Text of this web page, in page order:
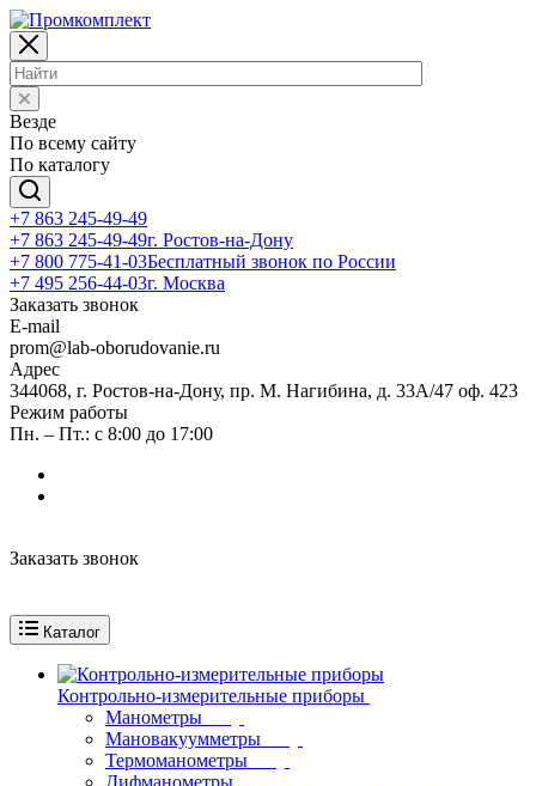
Везде
По всему сайту
По каталогу
+7 863 245-49-49
+7 863 245-49-49г. Ростов-на-Дону
+7 800 775-41-03Бесплатный звонок по России
+7 495 256-44-03г. Москва
Заказать звонок
E-mail
prom@lab-oborudovanie.ru
Адрес
344068, г. Ростов-на-Дону, пр. М. Нагибина, д. 33А/47 оф. 423
Режим работы
Пн. – Пт.: с 8:00 до 17:00
Заказать звонок
Каталог
Контрольно-измерительные приборы
Манометры
Мановакуумметры
Термоманометры
Дифманометры